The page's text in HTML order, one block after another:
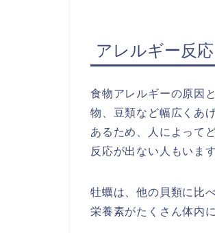
アレルギー反応
食物アレルギーの原因
物、豆類など幅広くあ
あるため、人によって
反応が出ない人もいます
牡蠣は、他の貝類に比
栄養素がたくさん体内